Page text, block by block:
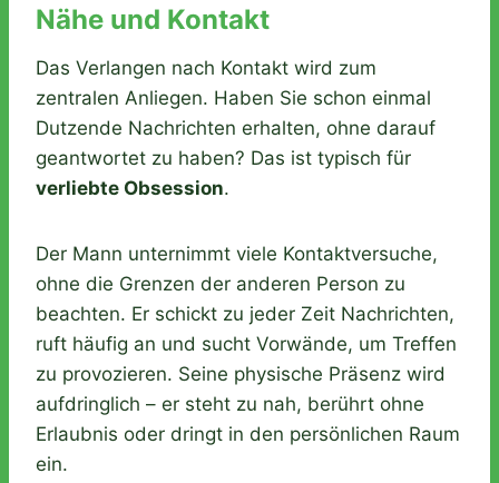
Nähe und Kontakt
Das Verlangen nach Kontakt wird zum
zentralen Anliegen. Haben Sie schon einmal
Dutzende Nachrichten erhalten, ohne darauf
geantwortet zu haben? Das ist typisch für
verliebte Obsession.
Der Mann unternimmt viele Kontaktversuche,
ohne die Grenzen der anderen Person zu
beachten. Er schickt zu jeder Zeit Nachrichten,
ruft häufig an und sucht Vorwände, um Treffen
zu provozieren. Seine physische Präsenz wird
aufdringlich – er steht zu nah, berührt ohne
Erlaubnis oder dringt in den persönlichen Raum
ein.